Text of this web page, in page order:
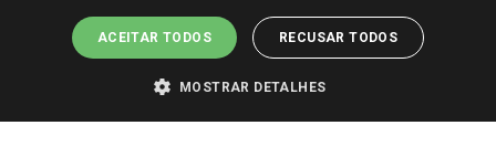
ACEITAR TODOS RECUSAR TODOS
MOSTRAR DETALHES